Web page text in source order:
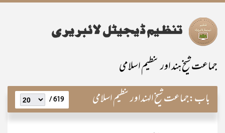
جماعت شیخ ہند اور تنظیم اسلامی
باب:جماعت شیخ الہنداورتنظیم اسلامی 619 /